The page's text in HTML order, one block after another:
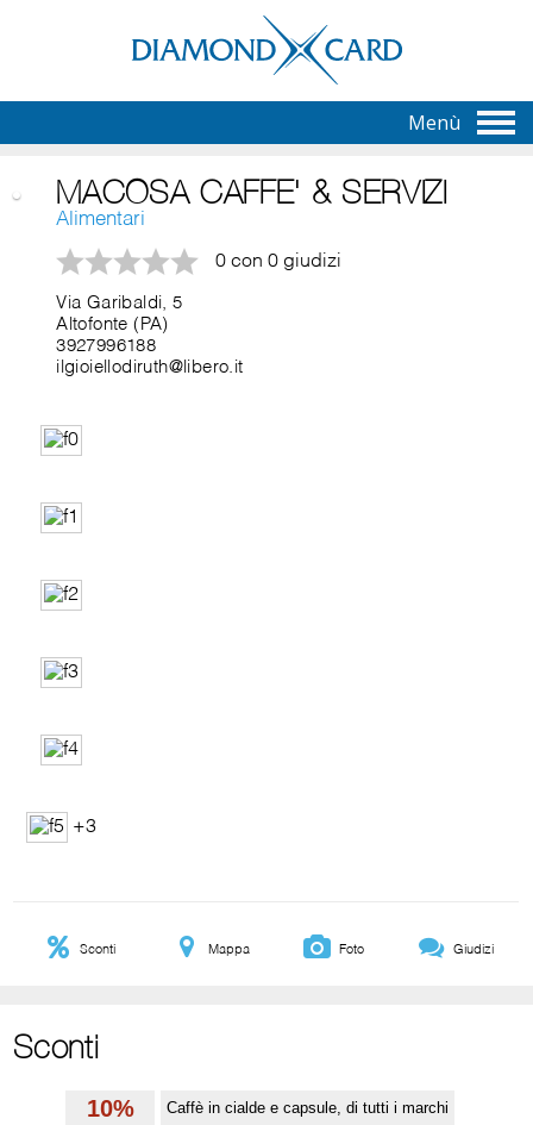
Menù
MACOSA CAFFE' & SERVIZI
Alimentari
0 con 0 giudizi
Via Garibaldi, 5
Altofonte (PA)
3927996188
ilgioiellodiruth@libero.it
+3
Sconti Mappa Foto Giudizi
Sconti
10% Caffè in cialde e capsule, di tutti i marchi